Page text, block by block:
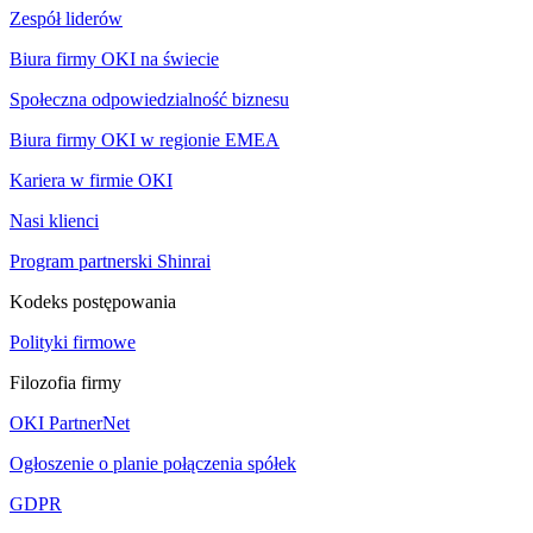
Zespół liderów
Biura firmy OKI na świecie
Społeczna odpowiedzialność biznesu
Biura firmy OKI w regionie EMEA
Kariera w firmie OKI
Nasi klienci
Program partnerski Shinrai
Kodeks postępowania
Polityki firmowe
Filozofia firmy
OKI PartnerNet
Ogłoszenie o planie połączenia spółek
GDPR